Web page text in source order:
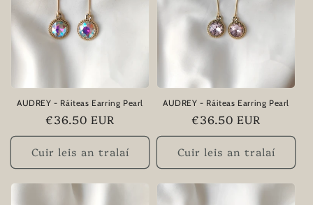
AUDREY - Ráiteas Earring Pearl
Praghas
rialta
€36.50 EUR
Cuir leis an tralaí
AUDREY - Ráiteas Earring Pearl
Praghas
rialta
€36.50 EUR
Cuir leis an tralaí